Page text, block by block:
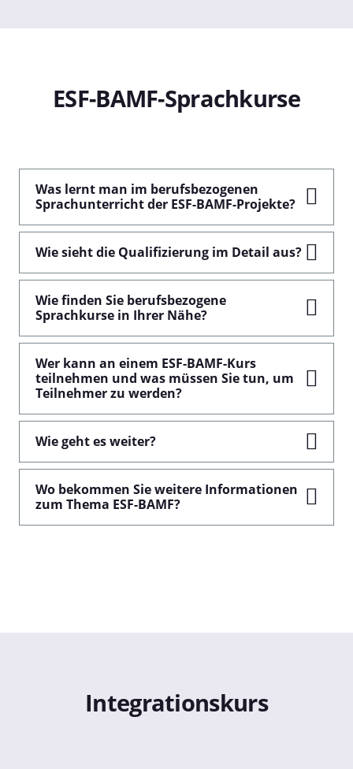
ESF-BAMF-Sprachkurse
Was lernt man im berufsbezogenen
Sprachunterricht der ESF-BAMF-Projekte?
Wie sieht die Qualifizierung im Detail aus?
Wie finden Sie berufsbezogene
Sprachkurse in Ihrer Nähe?
Wer kann an einem ESF-BAMF-Kurs
teilnehmen und was müssen Sie tun, um
Teilnehmer zu werden?
Wie geht es weiter?
Wo bekommen Sie weitere Informationen
zum Thema ESF-BAMF?
Integrationskurs